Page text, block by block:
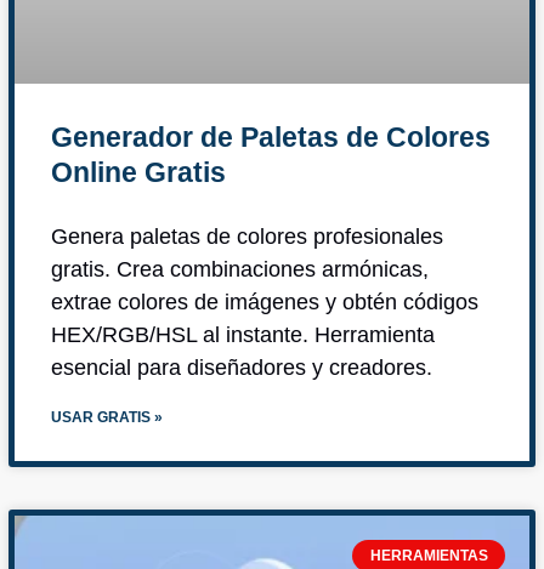
Generador de Paletas de Colores
Online Gratis
Genera paletas de colores profesionales
gratis. Crea combinaciones armónicas,
extrae colores de imágenes y obtén códigos
HEX/RGB/HSL al instante. Herramienta
esencial para diseñadores y creadores.
USAR GRATIS »
HERRAMIENTAS